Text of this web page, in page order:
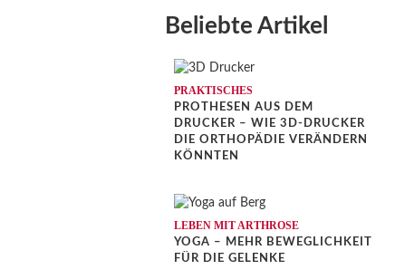
Beliebte Artikel
PRAKTISCHES
PROTHESEN AUS DEM
DRUCKER – WIE 3D-DRUCKER
DIE ORTHOPÄDIE VERÄNDERN
KÖNNTEN
LEBEN MIT ARTHROSE
YOGA – MEHR BEWEGLICHKEIT
FÜR DIE GELENKE